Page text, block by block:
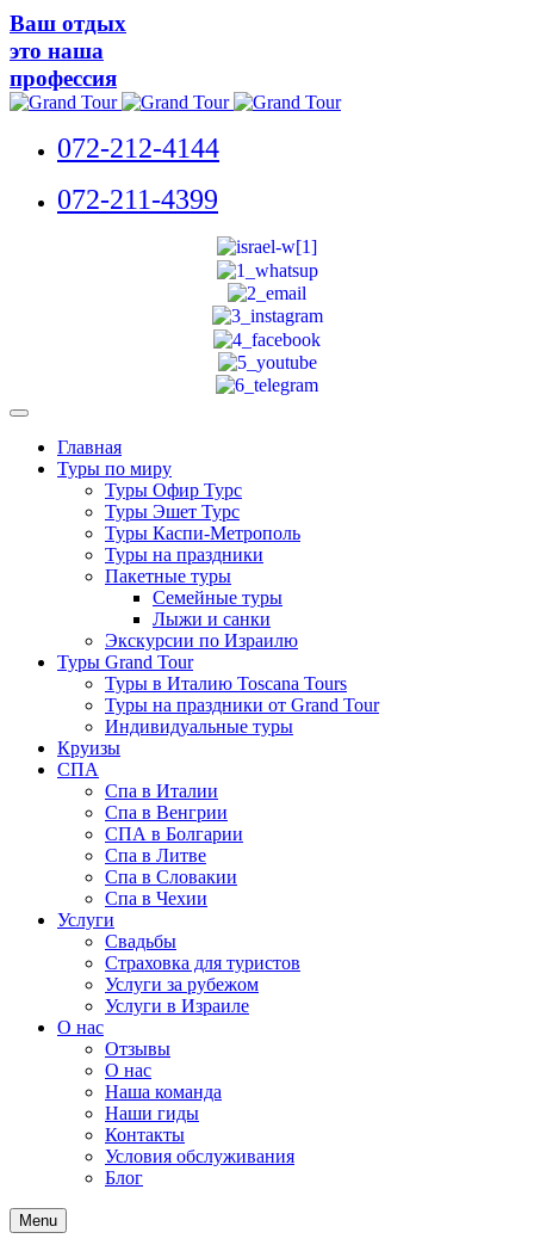
Ваш отдых
это наша
профессия
072-212-4144
072-211-4399
Главная
Туры по миру
Туры Офир Турс
Туры Эшет Турс
Туры Каспи-Метрополь
Туры на праздники
Пакетные туры
Семейные туры
Лыжи и санки
Экскурсии по Израилю
Туры Grand Tour
Туры в Италию Toscana Tours
Туры на праздники от Grand Tour
Индивидуальные туры
Круизы
СПА
Спа в Италии
Спа в Венгрии
СПА в Болгарии
Спа в Литве
Спа в Словакии
Спа в Чехии
Услуги
Свадьбы
Страховка для туристов
Услуги за рубежом
Услуги в Израиле
О нас
Отзывы
О нас
Наша команда
Наши гиды
Контакты
Условия обслуживания
Блог
Menu